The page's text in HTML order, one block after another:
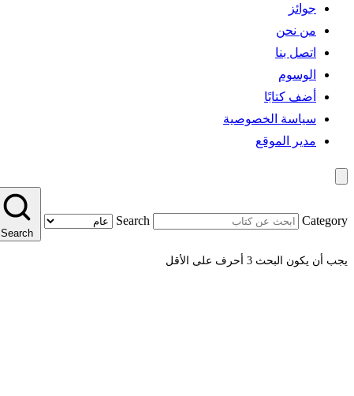
جوائز
من نحن
اتصل بنا
الوسوم
أضف كتابًا
سياسة الخصوصية
مدير الموقع
Search Category
Search
يجب أن يكون البحث 3 أحرف على الأقل